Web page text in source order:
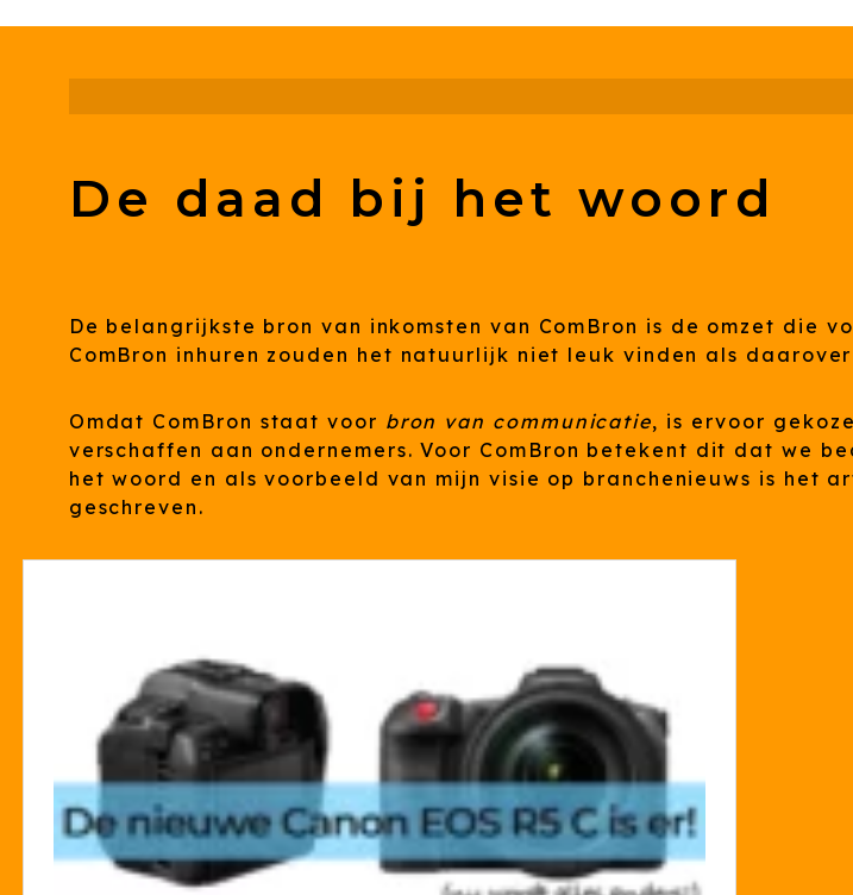
De daad bij het woord
De belangrijkste bron van inkomsten van ComBron is de omzet die
ComBron inhuren zouden het natuurlijk niet leuk vinden als
Omdat ComBron staat voor bron van communicatie, is ervoor
verschaffen aan ondernemers. Voor ComBron betekent dit dat we
het woord en als voorbeeld van mijn visie op branchenieuws is het
geschreven.